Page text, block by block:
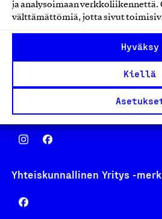
ja analysoimaan verkkoliikennettä.
välttämättömiä, jotta sivut
Hyväksy
Kiellä
Design From Finland
Yhteiskunnallinen Yritys -